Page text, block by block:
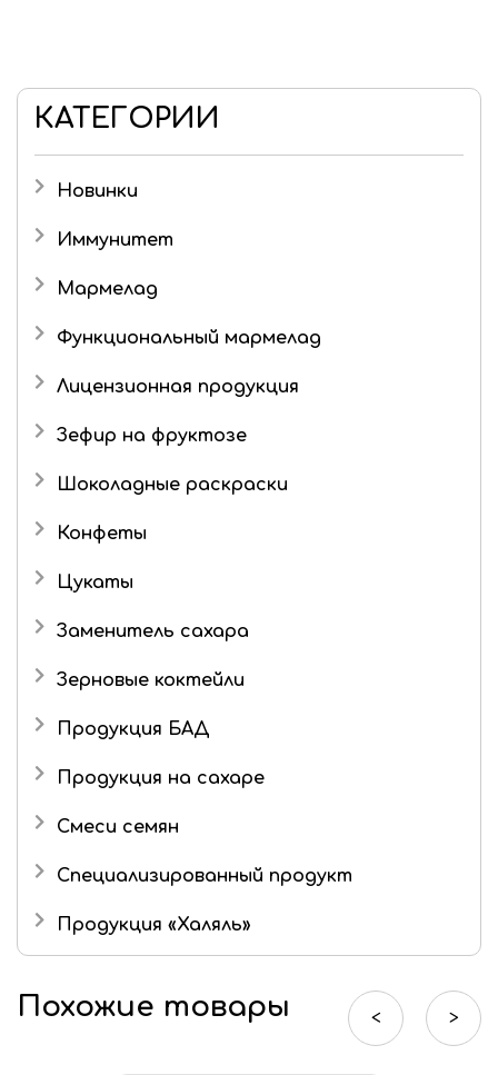
КАТЕГОРИИ
Новинки
Иммунитет
Мармелад
Детский мармелад
Мармелад в шоколаде
Функциональный мармелад
Лицензионная продукция
Три кота
Зефир на фруктозе
Шоколадные раскраски
Конфеты
Подарочные наборы
Цукаты
Имбирь в сахаре
Заменитель сахара
Зерновые коктейли
Продукция БАД
Продукция на сахаре
Драже
Шоколадные конфеты
Смеси семян
Специализированный продукт
Продукция «Халяль»
Шоколад «Халяль»
Финико-кунжутные конфеты «Халяль»
Похожие товары < >